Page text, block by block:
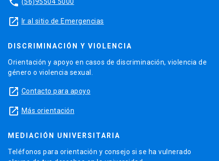
launch Ir al sitio de Emergencias
DISCRIMINACIÓN Y VIOLENCIA
Orientación y apoyo en casos de discriminación, violencia de
género o violencia sexual.
launch Contacto para apoyo
launch Más orientación
MEDIACIÓN UNIVERSITARIA
Teléfonos para orientación y consejo si se ha vulnerado